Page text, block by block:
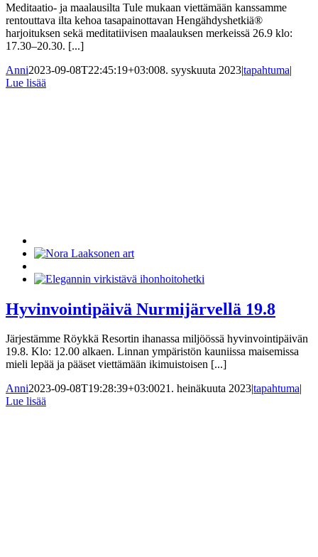
Meditaatio- ja maalausilta Tule mukaan viettämään kanssamme
rentouttava ilta kehoa tasapainottavan Hengähdyshetkiä®
harjoituksen sekä meditatiivisen maalauksen merkeissä 26.9 klo:
17.30–20.30. [...]
Anni2023-09-08T22:45:19+03:008. syyskuuta 2023|tapahtuma|
Lue lisää
Hyvinvointipäivä Nurmijärvellä 19.8
Järjestämme Röykkä Resortin ihanassa miljöössä hyvinvointipäivän
19.8. Klo: 12.00 alkaen. Linnan ympäristön kauniissa maisemissa
mieli lepää ja pääset viettämään ikimuistoisen [...]
Anni2023-09-08T19:28:39+03:0021. heinäkuuta 2023|tapahtuma|
Lue lisää